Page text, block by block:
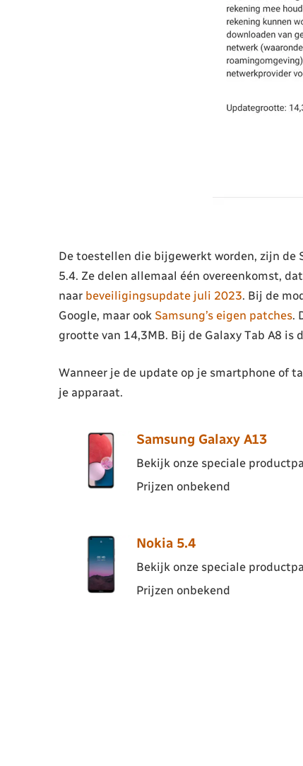
De toestellen die bijgewerkt worden, zijn de
5.4. Ze delen allemaal één overeenkomst,
naar beveiligingsupdate juli 2023. Bij de
Google, maar ook Samsung’s eigen patches.
grootte van 14,3MB. Bij de Galaxy Tab A8 is
Wanneer je de update op je smartphone of
je apparaat.
Samsung Galaxy A13
Bekijk onze speciale
Prijzen onbekend
Nokia 5.4
Bekijk onze speciale
Prijzen onbekend